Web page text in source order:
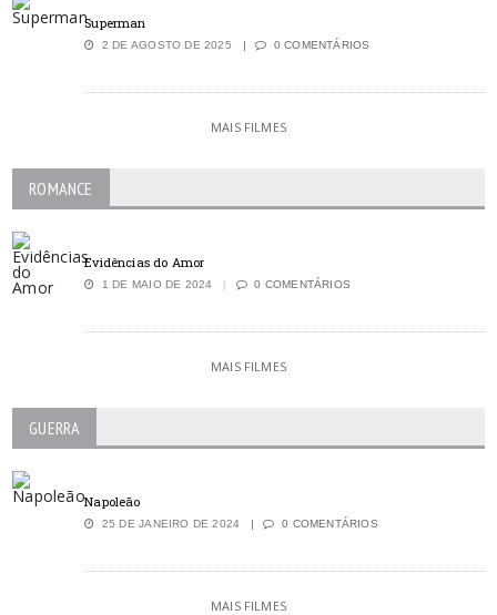
Superman
2 DE AGOSTO DE 2025 0 COMENTÁRIOS
MAIS FILMES
ROMANCE
Evidências do Amor
1 DE MAIO DE 2024 0 COMENTÁRIOS
MAIS FILMES
GUERRA
Napoleão
25 DE JANEIRO DE 2024 0 COMENTÁRIOS
MAIS FILMES